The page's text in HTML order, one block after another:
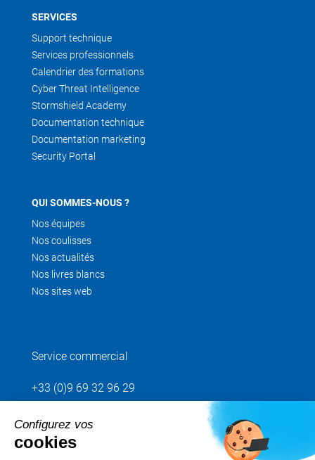
SERVICES
Support technique
Services professionnels
Calendrier des formations
Cyber Threat Intelligence
Stormshield Academy
Documentation technique
Documentation marketing
Security Portal
QUI SOMMES-NOUS ?
Nos équipes
Nos coulisses
Nos actualités
Nos livres blancs
Nos sites web
Service commercial
+33 (0)9 69 32 96 29
Envoyez votre demande
Configurez vos
cookies